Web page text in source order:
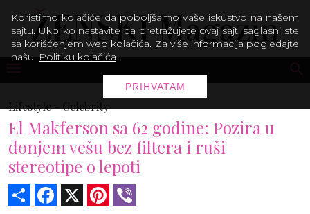
Lifestyle -Celebrity
El Makferson sa 62 godine: Pozira u
donjem vešu bez filtera i ruši
stereotipe o lepoti
Share Facebook Pinterest
Koristimo kolačiće da poboljšamo Vaše iskustvo na našem
sajtu. Ukoliko nastavite da pretražujete ovaj sajt, saglasni ste
sa korišćenjem web kolačića. Za više informacija pogledajte
našu Politiku kolačića .
PRIHVATAM